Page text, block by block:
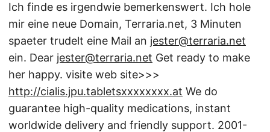
Ich finde es irgendwie bemerkenswert. Ich hole
mir eine neue Domain, Terraria.net, 3 Minuten
spaeter trudelt eine Mail an jester@terraria.net
ein. Dear jester@terraria.net Get ready to make
her happy. visite web site>>>
http://cialis.jpu.tabletsxxxxxxxx.at We do
guarantee high-quality medications, instant
worldwide delivery and friendly support. 2001-